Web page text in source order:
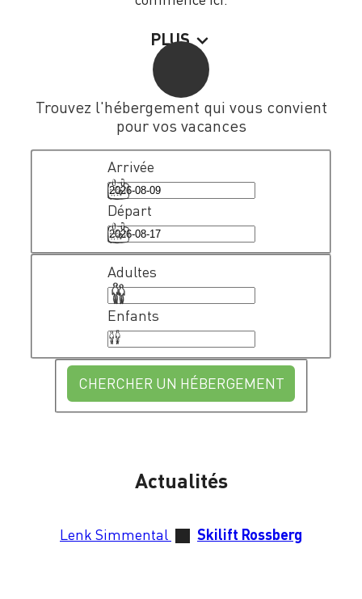
PLUS
Trouvez l'hébergement qui vous convient
pour vos vacances
Arrivée
Départ
Adultes
Enfants
CHERCHER UN HÉBERGEMENT
Actualités
Lenk Simmental Skilift Rossberg